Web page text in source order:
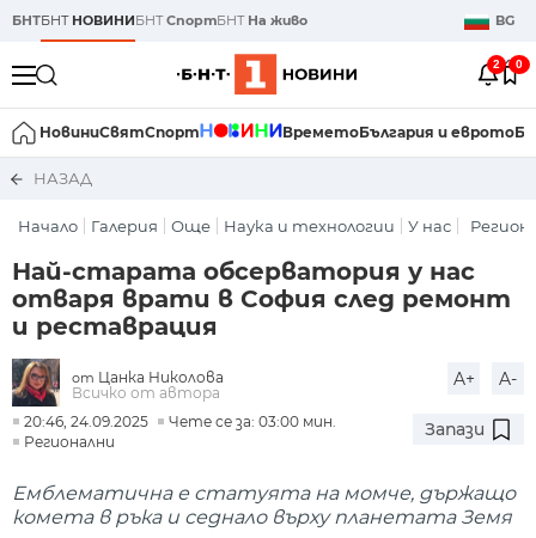
БНТБНТ НОВИНИБНТСпортБНТ На живо BG
2 0
НовиниСвятСпорт ВреметоБългария и еврото
НАЗАД
Начало Галерия Още Наука и технологии У нас
Най-старата обсерватория у нас
отваря врати в София след ремонт
и реставрация
от Цанка Николова
Всичко от автора
A+ A-
20:46, 24.09.2025
Чете се за: 03:00 мин.
Регионални
Запази
Емблематична е статуята на момче, държащо
комета в ръка и седнало върху планетата Земя